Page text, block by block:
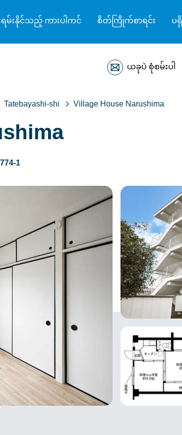
မ်းနိုင်သည့် ကားပါကင် စိတ်ကြိုက်စာရင်း ပ
ယခုပဲ စုံစမ်းပါ
Tatebayashi-shi Village House Narushima
1